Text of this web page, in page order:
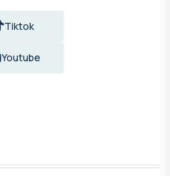
Tiktok
Youtube